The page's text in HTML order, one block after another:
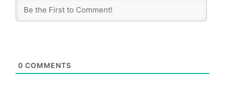
0 COMMENTS